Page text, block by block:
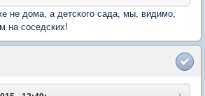
не дома, а детского сада, мы, видимо,
на соседских!